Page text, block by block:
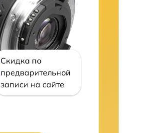
Скидка по
предварительной
записи на сайте